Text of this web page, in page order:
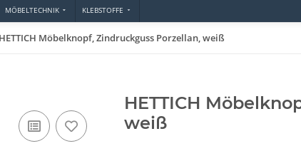
MÖBELTECHNIK KLEBSTOFFE
HETTICH Möbelknopf, Zindruckguss Porzellan, weiß
HETTICH
weiß